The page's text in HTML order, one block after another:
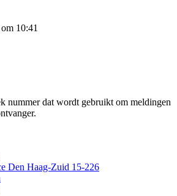
10:41
nummer dat wordt gebruikt om meldingen
Den Haag-Zuid 15-226